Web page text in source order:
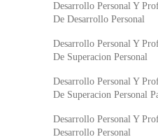
Desarrollo Personal Y
De Desarrollo Personal
Desarrollo Personal Y
De Superacion Personal
Desarrollo Personal Y
De Superacion Personal
Desarrollo Personal Y
Desarrollo Personal